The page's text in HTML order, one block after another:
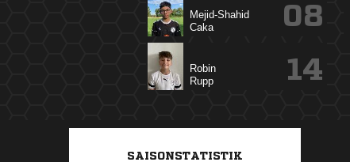


08


14
SAISONSTATISTIK